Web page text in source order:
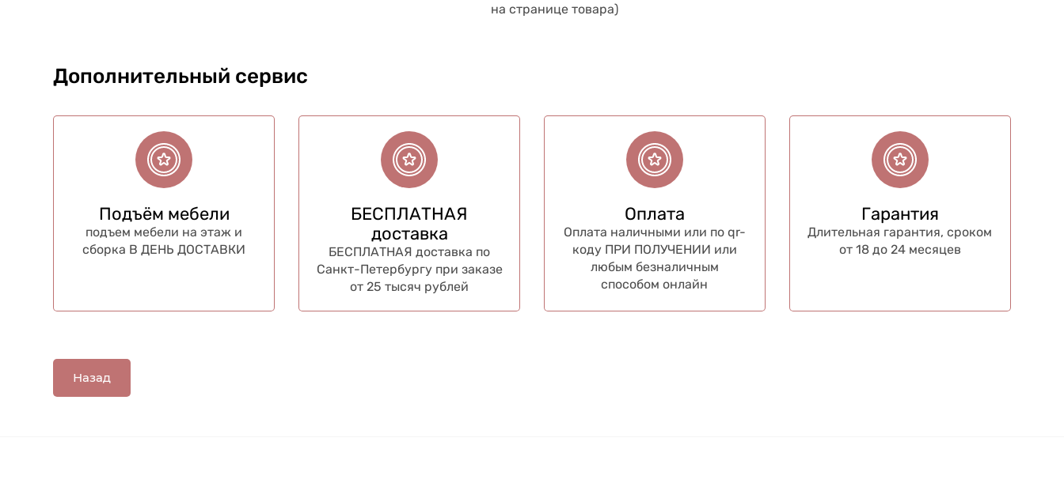
на странице товара)
Дополнительный сервис
Подъём мебели
подъем мебели на этаж и
сборка В ДЕНЬ ДОСТАВКИ
БЕСПЛАТНАЯ
доставка
БЕСПЛАТНАЯ доставка по
Санкт-Петербургу при заказе
от 25 тысяч рублей
Оплата
Оплата наличными или по qr-
коду ПРИ ПОЛУЧЕНИИ или
любым безналичным
способом онлайн
Гарантия
Длительная гарантия, сроком
от 18 до 24 месяцев
Назад